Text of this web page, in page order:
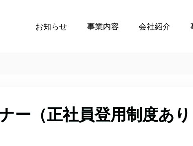
お知らせ 事業内容 会社紹介
ー（正社員登用制度あ